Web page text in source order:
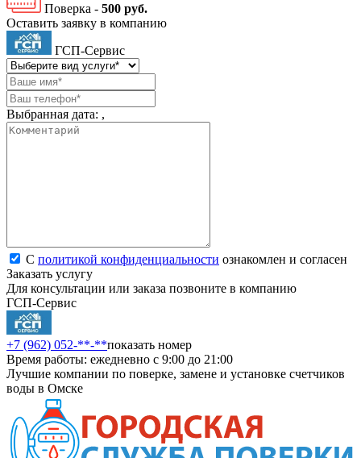
Поверка - 500 руб.
Оставить заявку в компанию
ГСП-Сервис
Выбранная дата: ,
С политикой конфиденциальности ознакомлен и согласен
Заказать услугу
Для консультации или заказа позвоните в компанию
ГСП-Сервис
+7 (962) 052-**-**показать номер
Время работы: ежедневно с 9:00 до 21:00
Лучшие компании по поверке, замене и установке счетчиков
воды в Омске